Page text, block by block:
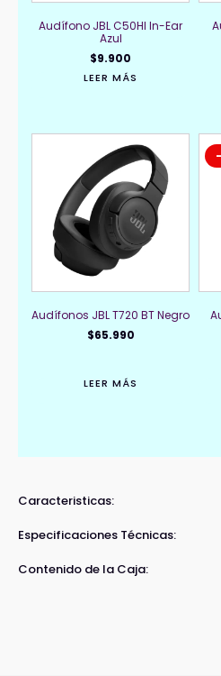
Audífono JBL C50HI In-Ear
Azul
$9.900
LEER MÁS
Audífonos JBL T720 BT Negro
$65.990
LEER MÁS
Caracteristicas:
Especificaciones Técnicas:
Contenido de la Caja: